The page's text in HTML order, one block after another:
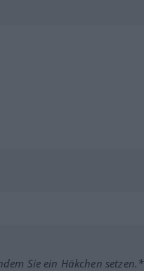
Sie ein Häkchen setzen.*